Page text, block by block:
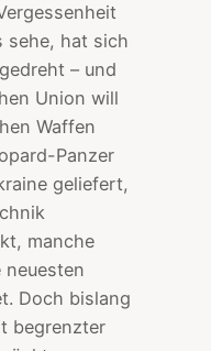
sehe, hat sich
– und
Union will
Waffen
Panzer
geliefert,
manche
neuesten
Doch bislang
begrenzter